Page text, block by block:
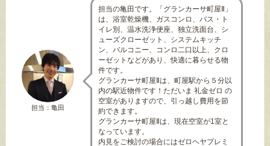
担当：亀田
担当の亀田です。「グランカーサ町屋Ⅱ」
は、浴室乾燥機、ガスコンロ、バス・ト
イレ別、温水洗浄便座、独立洗面台、シ
ューズクローゼット、システムキッチ
ン、バルコニー、コンロ二口以上、クロ
ーゼットなどがあり、快適に暮らせる物
件です。
グランカーサ町屋Ⅱは、町屋駅から５分以
内の駅近物件です！ただいま 礼金ゼロ の
空室がありますので、引っ越し費用を節
約できます。
グランカーサ町屋Ⅱは、現在空室が1室と
なっています。
内見をご検討の場合にはゼロヘヤプレミ